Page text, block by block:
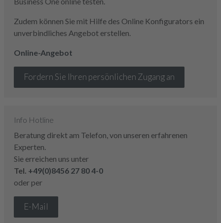
Zudem können Sie mit Hilfe des Online Konfigurators ein
unverbindliches Angebot erstellen.
Online-Angebot
Fordern Sie Ihren persönlichen Zugang an
Info Hotline
Beratung direkt am Telefon, von unseren erfahrenen
Experten.
Sie erreichen uns unter
Tel. +49(0)8456 27 80 4-0
oder per
E-Mail